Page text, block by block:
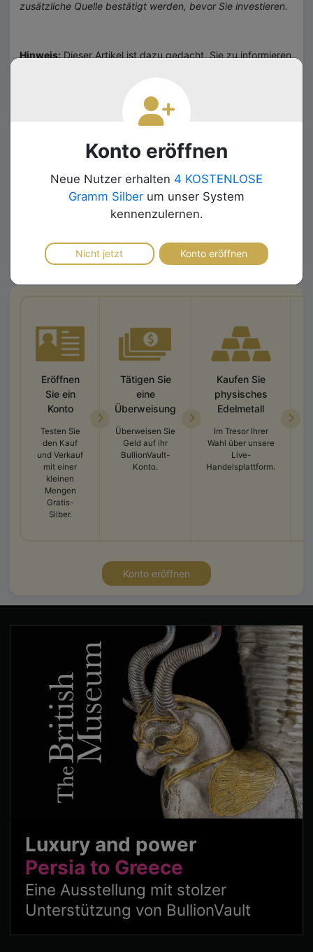
zusätzliche Quelle bestätigt werden, bevor Sie investieren.
Hinweis:Dieser Artikel ist dazu gedacht, Sie zu informieren
Geld anlegen und tragen die alleinige Verantwortung hierfür.
Ferner sind vergangene Preistrends keine Garantie für
zukünftige Kursentwicklungen. Falls Sie Zweifel bezüglich
der Angemessenheit einer Investition haben, empfehlen wir
Ihnen, sich unabhängige Finanzberatung einzuholen.
Eröffnen
Sie ein
Konto
Testen Sie
den Kauf
und Verkauf
mit einer
kleinen
Mengen
Gratis-
Silber.
Tätigen Sie
eine
Überweisung
Überweisen Sie
Geld auf ihr
BullionVault-
Konto.
Kaufen Sie
physisches
Edelmetall
Im Tresor Ihrer
Wahl über unsere
Live-
Handelsplattform.
Konto eröffnen
Luxury and power
Persia to Greece
Eine Ausstellung mit stolzer
Unterstützung von BullionVault
Konto eröffnen
Neue Nutzer erhalten 4 KOSTENLOSE
Gramm Silber um unser System
kennenzulernen.
Nicht jetzt Konto eröffnen